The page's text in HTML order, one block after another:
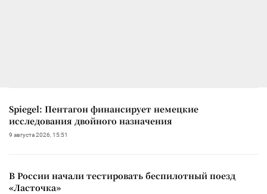
Spiegel: Пентагон финансирует немецкие
исследования двойного назначения
9 августа 2026, 15:51
В России начали тестировать беспилотный поезд
«Ласточка»